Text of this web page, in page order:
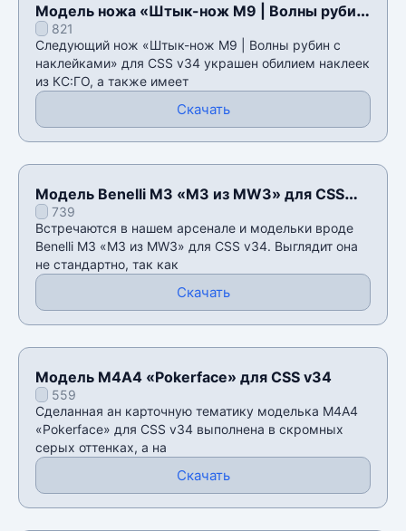
Модель ножа «Штык-нож M9 | Волны рубин
с наклейками» для CSS v34
821
Следующий нож «Штык-нож M9 | Волны рубин с
наклейками» для CSS v34 украшен обилием наклеек
из КС:ГО, а также имеет
Скачать
Модель Benelli M3 «M3 из MW3» для CSS
v34739
Встречаются в нашем арсенале и модельки вроде
Benelli M3 «M3 из MW3» для CSS v34. Выглядит она
не стандартно, так как
Скачать
Модель М4А4 «Pokerface» для CSS v34
559
Сделанная ан карточную тематику моделька М4А4
«Pokerface» для CSS v34 выполнена в скромных
серых оттенках, а на
Скачать